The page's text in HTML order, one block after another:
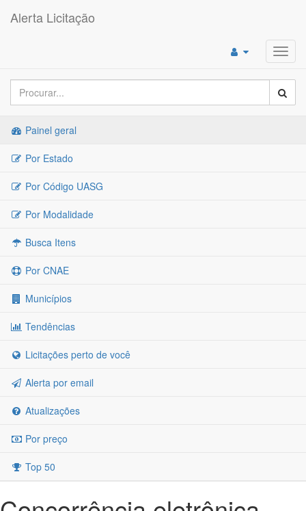
Alerta Licitação
Painel geral
Por Estado
Por Código UASG
Por Modalidade
Busca Itens
Por CNAE
Municípios
Tendências
Licitações perto de você
Alerta por email
Atualizações
Por preço
Top 50